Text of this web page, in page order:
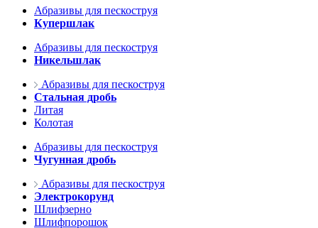
Абразивы для пескоструя
Купершлак
Абразивы для пескоструя
Никельшлак
Абразивы для пескоструя
Стальная дробь
Литая
Колотая
Абразивы для пескоструя
Чугунная дробь
Абразивы для пескоструя
Электрокорунд
Шлифзерно
Шлифпорошок